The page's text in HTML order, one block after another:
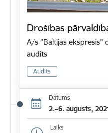
Drošības
A/s "Baltijas ekspresis"
audits
Audits
Datums
2.–6. augusts,
Laiks